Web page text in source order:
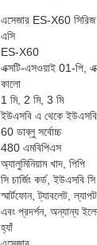
এসেজার ES-X60 সিরিজ
এসি
ES-X60
এক্সটি-এসওয়াই 01-পি,
কালো
1 মি, 2 মি, 3 মি
ইউএসবি এ থেকে
60 ডাব্লু সর্বোচ্চ
480 এমবিপিএস
অ্যালুমিনিয়াম খাদ, পিপি
সি চার্জিং কর্ড, ইউএসবি
স্মার্টফোন, ট্যাবলেট,
এবং প্রদর্শন, অন্যান্য
হ্যাঁ